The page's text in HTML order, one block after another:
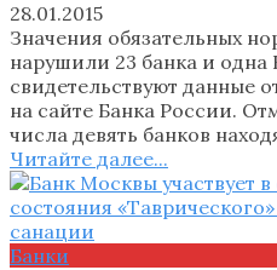
28.01.2015
Значения обязательных
нарушили 23 банка и
свидетельствуют данные
на сайте Банка России.
числа девять банков
Читайте далее...
Банки